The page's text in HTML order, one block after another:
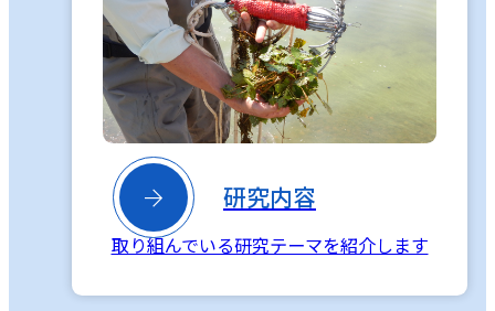
 研究内容
取り組んでいる研究テーマを紹介します